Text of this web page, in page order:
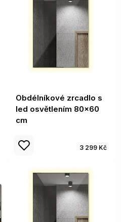
Obdélníkové zrcadlo s
led osvětlením 80x60
cm
3 299 Kč